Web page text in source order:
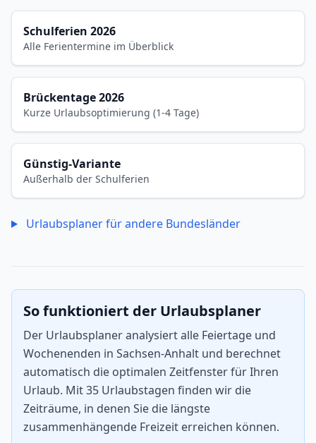
Schulferien 2026
Alle Ferientermine im Überblick
Brückentage 2026
Kurze Urlaubsoptimierung (1-4 Tage)
Günstig-Variante
Außerhalb der Schulferien
Urlaubsplaner für andere Bundesländer
So funktioniert der Urlaubsplaner
Der Urlaubsplaner analysiert alle Feiertage und
Wochenenden in Sachsen-Anhalt und berechnet
automatisch die optimalen Zeitfenster für Ihren
Urlaub. Mit 35 Urlaubstagen finden wir die
Zeiträume, in denen Sie die längste
zusammenhängende Freizeit erreichen können.